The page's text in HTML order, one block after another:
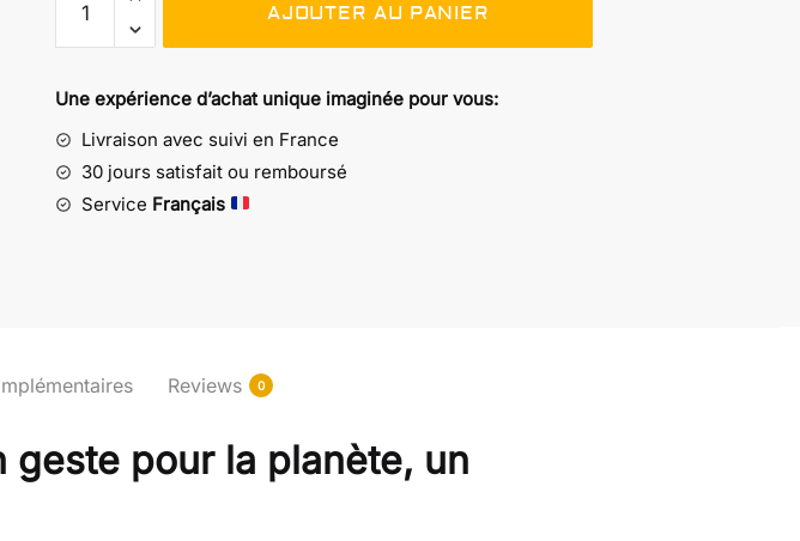
Sac
Goldorak
-
Un
geste
AJOUTER AU PANIER
Une expérience d’achat unique imaginée pour vous:
Livraison avec suivi en France
30 jours satisfait ou remboursé
Service Français
Reviews 0
geste pour la planète, un